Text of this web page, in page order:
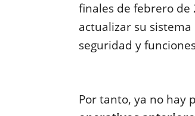
finales de febrero de
actualizar su
seguridad y
Por tanto, ya no hay